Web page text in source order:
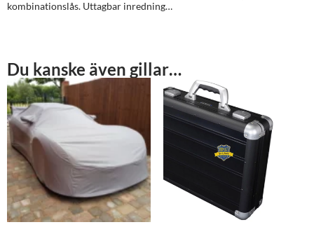
kombinationslås. Uttagbar inredning…
Du kanske även gillar…